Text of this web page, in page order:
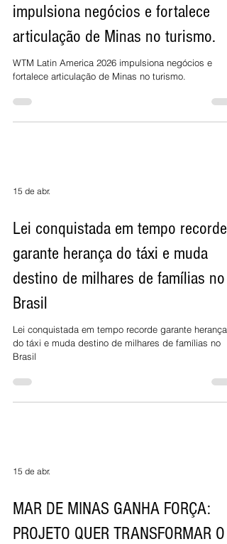
impulsiona negócios e fortalece
articulação de Minas no turismo.
WTM Latin America 2026 impulsiona negócios e
fortalece articulação de Minas no turismo.
15 de abr.
Lei conquistada em tempo recorde
garante herança do táxi e muda
destino de milhares de famílias no
Brasil
Lei conquistada em tempo recorde garante herança
do táxi e muda destino de milhares de famílias no
Brasil
15 de abr.
MAR DE MINAS GANHA FORÇA:
PROJETO QUER TRANSFORMAR O